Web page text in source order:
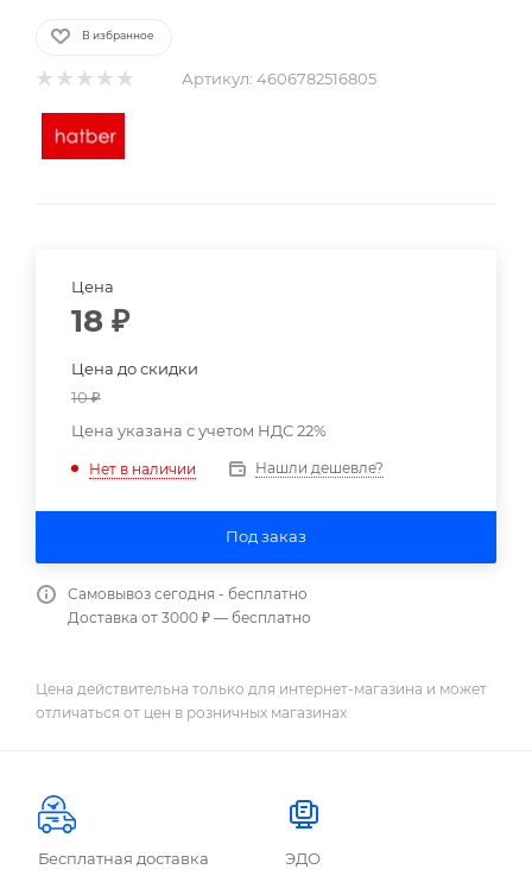
В избранное
Артикул: 4606782516805
Цена
18 ₽
Цена до скидки
10₽
Цена указана с учетом НДС 22%
Нет в наличии Нашли дешевле?
Под заказ
Самовывоз сегодня - бесплатно
Доставка от 3000 ₽ — бесплатно
Цена действительна только для интернет-магазина и может
отличаться от цен в розничных магазинах
Бесплатная доставка ЭДО